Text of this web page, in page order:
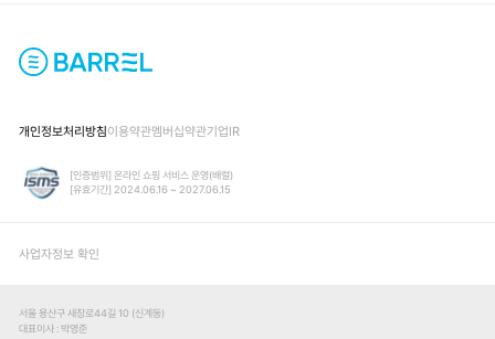
개인정보처리방침이용약관멤버십약관기업IR
[인증범위] 온라인 쇼핑 서비스 운영(배럴)
[유효기간] 2024.06.16 ~ 2027.06.15
사업자정보 확인
서울 용산구 새창로44길 10 (신계동)
대표이사
박영준